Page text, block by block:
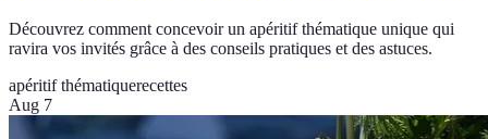
Découvrez comment concevoir un apéritif thématique unique qui
ravira vos invités grâce à des conseils pratiques et des astuces.
apéritif thématiquerecettes
Aug 7